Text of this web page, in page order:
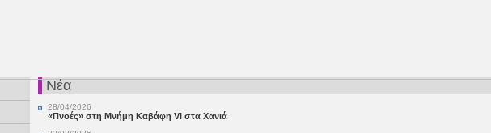
Νέα
28/04/2026
«Πνοές» στη Μνήμη Καβάφη VI στα Χανιά